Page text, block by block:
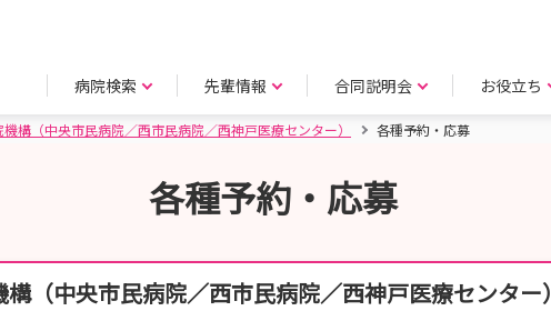
病院検索 先輩情報 合同説明会 お役立ち
構（中央市民病院／西市民病院／西神戸医療センター） 各種予約・応募
各種予約・応募
（中央市民病院／西市民病院／西神戸医療センター）